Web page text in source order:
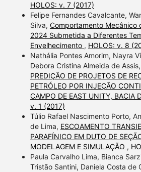
HOLOS: v. 7 (2017)
Felipe Fernandes Cavalcante,
Silva, Comportamento Mecânico
2024 Submetida a Diferentes
Envelhecimento , HOLOS: v. 8
Nathália Pontes Amorim, Nayra
Debora Cristina Almeida de Assis,
PREDIÇÃO DE PROJETOS DE
PETRÓLEO POR INJEÇÃO
CAMPO DE EAST UNITY, BACIA
v. 1 (2017)
Túlio Rafael Nascimento Porto,
de Lima, ESCOAMENTO
PARAFÍNICO EM DUTO DE
MODELAGEM E SIMULAÇÃO ,
Paula Carvalho Lima, Bianca
Tristão Santini, Daniela Costa de